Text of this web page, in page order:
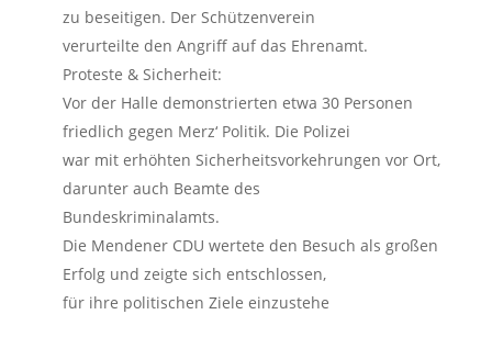
zu beseitigen. Der Schützenverein
verurteilte den Angriff auf das Ehrenamt.
Proteste & Sicherheit:
Vor der Halle demonstrierten etwa 30 Personen
friedlich gegen Merz‘ Politik. Die Polizei
war mit erhöhten Sicherheitsvorkehrungen vor Ort,
darunter auch Beamte des
Bundeskriminalamts.
Die Mendener CDU wertete den Besuch als großen
Erfolg und zeigte sich entschlossen,
für ihre politischen Ziele einzustehe